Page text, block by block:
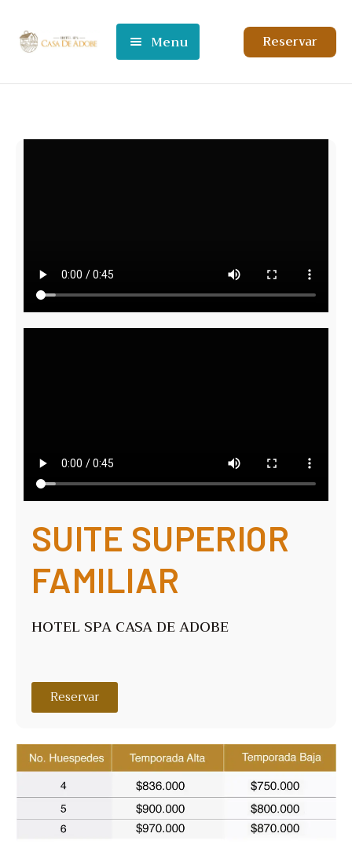
Menu
INICIO
Reservar
SUITE SUPERIOR
FAMILIAR
HOTEL SPA CASA DE ADOBE
Reservar